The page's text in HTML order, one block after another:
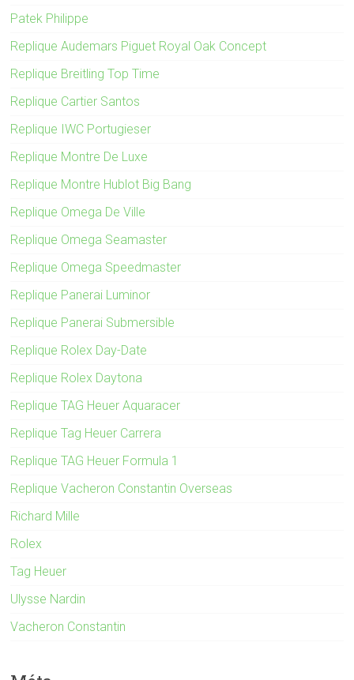
Patek Philippe
Replique Audemars Piguet Royal Oak Concept
Replique Breitling Top Time
Replique Cartier Santos
Replique IWC Portugieser
Replique Montre De Luxe
Replique Montre Hublot Big Bang
Replique Omega De Ville
Replique Omega Seamaster
Replique Omega Speedmaster
Replique Panerai Luminor
Replique Panerai Submersible
Replique Rolex Day-Date
Replique Rolex Daytona
Replique TAG Heuer Aquaracer
Replique Tag Heuer Carrera
Replique TAG Heuer Formula 1
Replique Vacheron Constantin Overseas
Richard Mille
Rolex
Tag Heuer
Ulysse Nardin
Vacheron Constantin